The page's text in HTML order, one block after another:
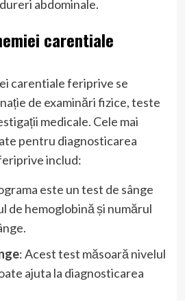
abdominale.
carentiale
carentiale feriprive se
de examinări fizice, teste
medicale. Cele mai
pentru diagnosticarea
includ:
este un test de sânge
de hemoglobină și numărul
: Acest test măsoară nivelul
ajuta la diagnosticarea